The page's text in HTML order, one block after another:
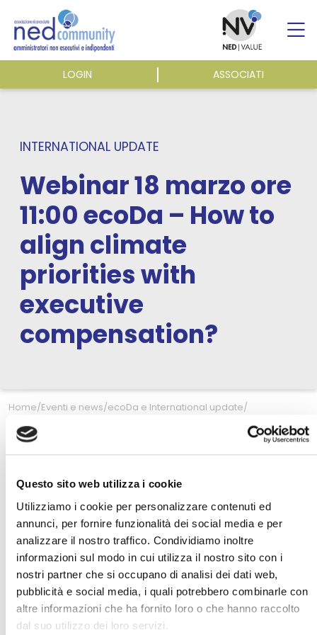
Questo sito web utilizza i cookie
Utilizziamo i cookie per personalizzare contenuti ed
annunci, per fornire funzionalità dei social media e per
analizzare il nostro traffico. Condividiamo inoltre
informazioni sul modo in cui utilizza il nostro sito con i
nostri partner che si occupano di analisi dei dati web,
pubblicità e social media, i quali potrebbero combinarle con
altre informazioni che ha fornito loro o che hanno raccolto
dal suo utilizzo dei loro servizi.
content
LOGIN ASSOCIATI
ASSOCIAZIONE
ATTIVITÀ
EVENTI E NEWS
PUBBLICAZIONI
INTERNATIONAL UPDATE
Webinar 18 marzo ore
11:00 ecoDa – How to
align climate
priorities with
executive
compensation?
Home/Eventi e news/ecoDa e International update/
priorities with executive compensation?
Cari Associati,
vi segnaliamo il webinar“How to align climate
priorities with executive compensation?”
organizzato da ecoDa insieme a Willis Tower
Watson, in programma per il 18 marzo alle ore
11:00 – 12:00 CET.